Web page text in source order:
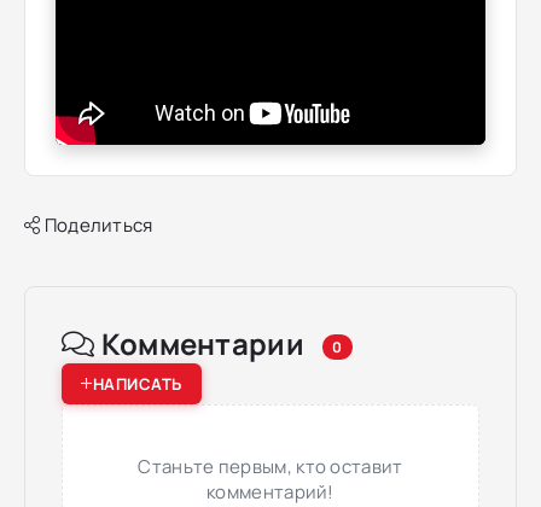
Поделиться
Комментарии 0
НАПИСАТЬ
Станьте первым, кто оставит
комментарий!